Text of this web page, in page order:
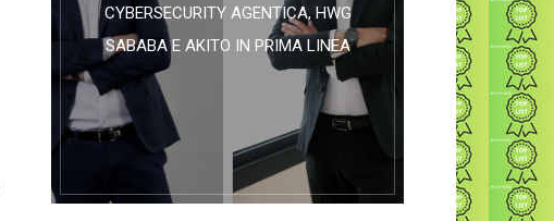
CYBERSECURITY AGENTICA, HWG
SABABA E AKITO IN PRIMA LINEA